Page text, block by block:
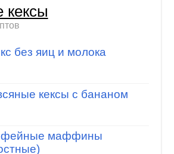
кексы
без яиц и молока
кексы с бананом
маффины